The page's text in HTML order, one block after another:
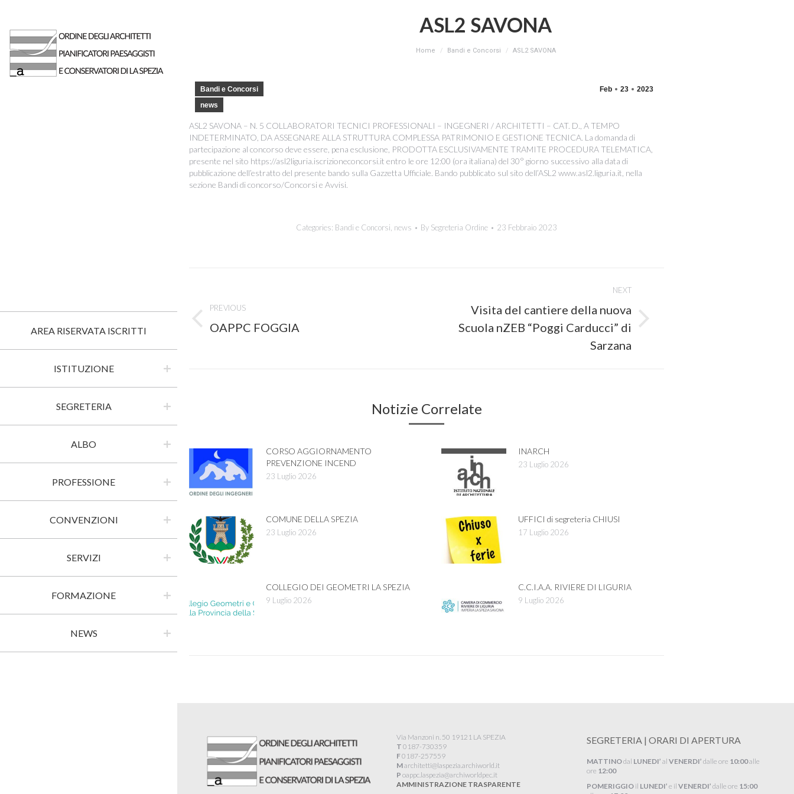
AREA RISERVATA ISCRITTI
ISTITUZIONE
SEGRETERIA
ALBO
PROFESSIONE
CONVENZIONI
SERVIZI
FORMAZIONE
NEWS
ASL2 SAVONA
Home Bandi e Concorsi ASL2 SAVONA
Feb 23 2023
Bandi e Concorsi
news
ASL2 SAVONA – N. 5 COLLABORATORI TECNICI PROFESSIONALI – INGEGNERI / ARCHITETTI – CAT. D., A TEMPO
INDETERMINATO, DA ASSEGNARE ALLA STRUTTURA COMPLESSA PATRIMONIO E GESTIONE TECNICA. La domanda di
partecipazione al concorso deve essere, pena esclusione, PRODOTTA ESCLUSIVAMENTE TRAMITE PROCEDURA TELEMATICA,
presente nel sito https://asl2liguria.iscrizioneconcorsi.it entro le ore 12:00 (ora italiana) del 30° giorno successivo alla data di
pubblicazione dell’estratto del presente bando sulla Gazzetta Ufficiale. Bando pubblicato sul sito dell’ASL2 www.asl2.liguria.it, nella
sezione Bandi di concorso/Concorsi e Avvisi.
Categories: Bandi e Concorsi news By Segreteria Ordine 23 Febbraio 2023
navigation
PREVIOUS
Previous
post:
OAPPC FOGGIA
NEXT
Visita del cantiere della nuova
Scuola nZEB “Poggi Carducci” di
Sarzana
Notizie Correlate
CORSO AGGIORNAMENTO
PREVENZIONE INCEND
23 Luglio 2026
INARCH
23 Luglio 2026
COMUNE DELLA SPEZIA
23 Luglio 2026
UFFICI di segreteria CHIUSI
17 Luglio 2026
COLLEGIO DEI GEOMETRI LA SPEZIA
9 Luglio 2026
C.C.I.A.A. RIVIERE DI LIGURIA
9 Luglio 2026
Via Manzoni n. 50 19121 LA SPEZIA
T 0187-730359
F0187-257559
Marchitetti@laspezia.archiworld.it
P oappc.laspezia@archiworldpec.it​
AMMINISTRAZIONE TRASPARENTE
SEGRETERIA | ORARI DI APERTURA
MATTINOdal LUNEDI’ al VENERDI’ dalle ore 10:00alle
ore 12:00
POMERIGGIOil LUNEDI’ e il VENERDI’ dalle ore 15:00